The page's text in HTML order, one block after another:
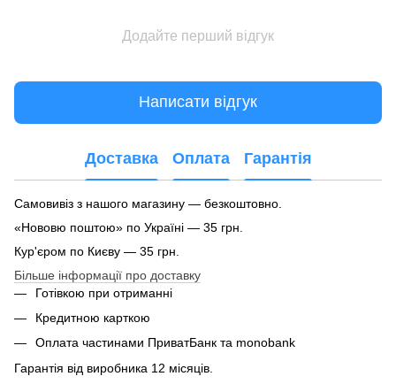
Додайте перший відгук
Написати відгук
Доставка Оплата Гарантія
Самовивіз з нашого магазину — безкоштовно.
«Нововю поштою» по Україні — 35 грн.
Кур'єром по Києву — 35 грн.
Більше інформації про доставку
Готівкою при отриманні
Кредитною карткою
Оплата частинами ПриватБанк та monobank
Гарантія від виробника 12 місяців.